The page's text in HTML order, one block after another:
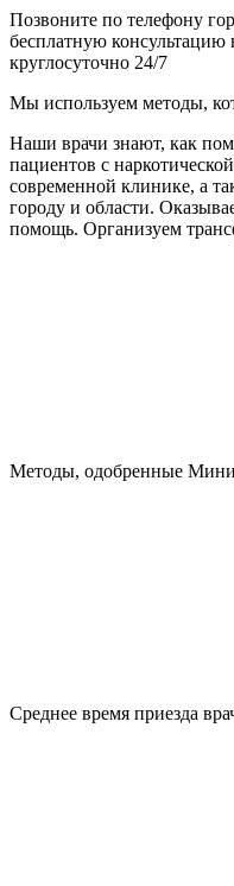
Позвоните по телефону
бесплатную
круглосуточно 24/7
Мы используем методы,
Наши врачи знают, как
пациентов с
современной клинике, а
городу и области.
помощь. Организуем
Методы, одобренные
Среднее время приезда